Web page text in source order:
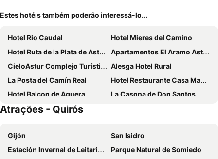
Estes hotéis também poderão interessá-lo...
Hotel Rio Caudal
Hotel Mieres del Camino
Hotel Ruta de la Plata de Asturias
Apartamentos El Aramo Asturias
CieloAstur Complejo Turístico
Alesga Hotel Rural
La Posta del Camín Real
Hotel Restaurante Casa Manolo
Hotel Balcon de Aguera
La Casona de Don Santos
MIRADOR DE LAS UBIÑAS
Hotel Lena
Hotel Palacio de Arriba
Hotel Cenera
La Quintana de Antón
Atrações - Quirós
Gijón
San Isidro
Estación Invernal de Leitariegos
Parque Natural de Somiedo